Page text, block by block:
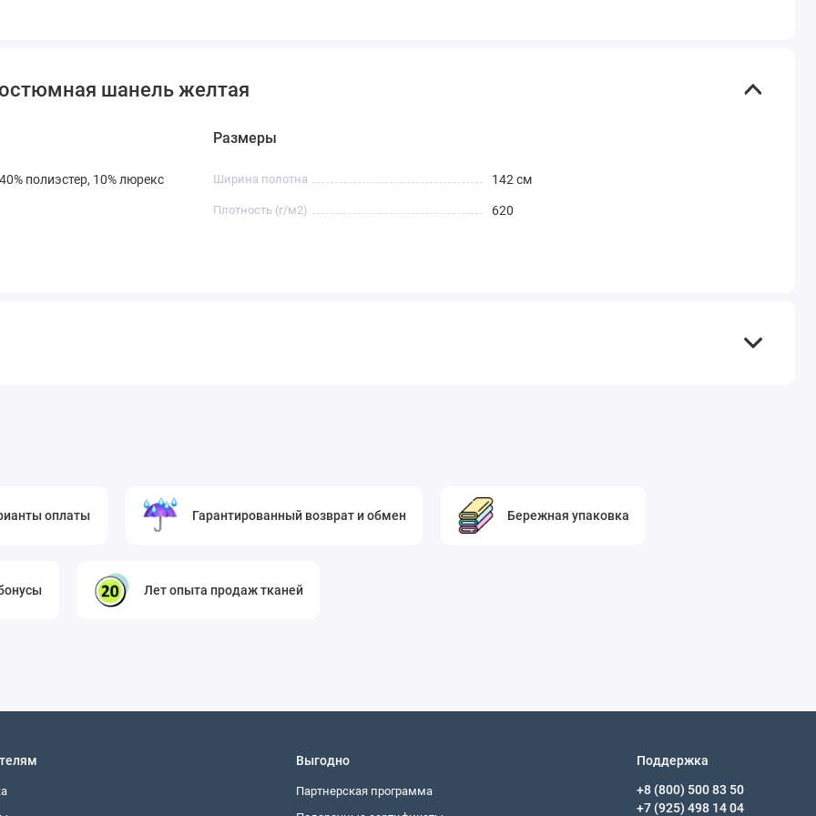
станет вершиной стиля. Желтый цвет делает образ
уместен в креативных офисах, на презентациях,
must-have для создания smart-casual образов. Он
модель из этой плотной ткани будут
элегантное платье-футляр, платье-рубашку или
чехлы для планшета.
использовать острые портновские ножницы или
обрабатывать оверлоком или зигзагообразной
детали дублирином.
шанель желтая
полиэстер, 10% люрекс
Размеры
Ширина полотна 142 см
Плотность (г/м2) 620
оплаты Гарантированный возврат и обмен Бережная упаковка
Лет опыта продаж тканей
Выгодно
Партнерская программа
Поддержка
+8 (800) 500 83 50
+7 (925) 498 14 04